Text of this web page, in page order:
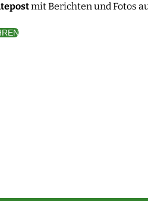
mit Berichten und Fotos